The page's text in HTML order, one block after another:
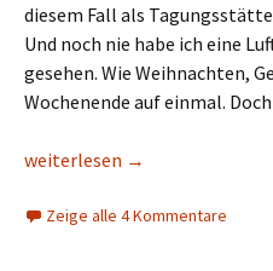
diesem Fall als
Und noch nie habe ich eine
gesehen. Wie Weihnachten,
Wochenende auf einmal.
Horch und Guck am Zeughaus
weiterlesen →
Zeige alle 4 Kommentare